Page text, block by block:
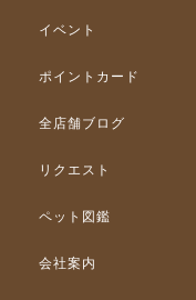
イベント
ポイントカード
全店舗ブログ
リクエスト
ペット図鑑
会社案内